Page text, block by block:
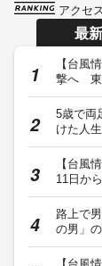
アクセ
最新
【台風
撃へ 東
5歳で両
けた人
【台風
11日か
路上で
の男」